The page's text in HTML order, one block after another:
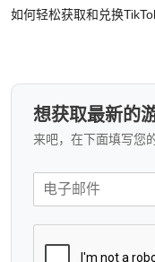
如何轻松获取和兑换
想获取最新的
来吧，在下面填写您